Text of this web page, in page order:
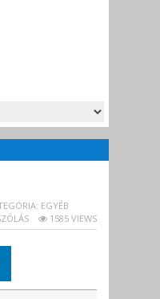
EGYÉB
1585 VIEWS